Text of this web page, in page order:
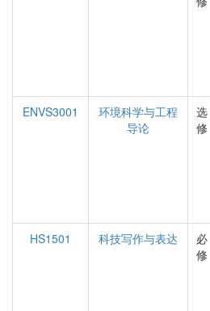
ENVS3001
环境科学与工程
导论
选
修
HS1501
科技写作与表达
必
修